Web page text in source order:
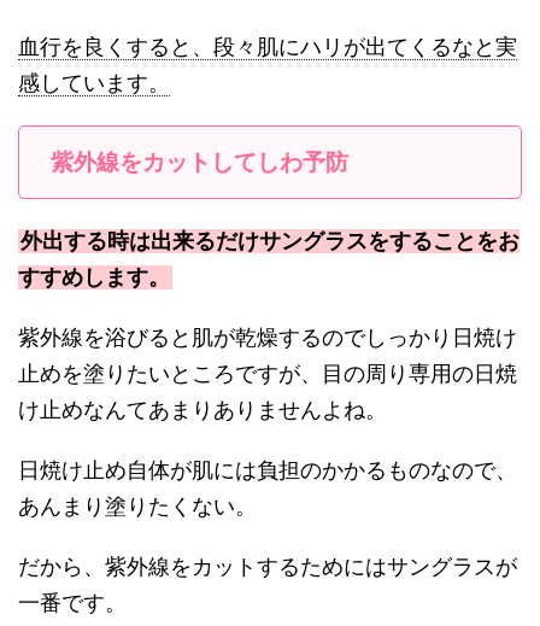
血行を良くすると、段々肌にハリが出てくるなと実
感しています。
紫外線をカットしてしわ予防
外出する時は出来るだけサングラスをすることをお
すすめします。
紫外線を浴びると肌が乾燥するのでしっかり日焼け
止めを塗りたいところですが、目の周り専用の日焼
け止めなんてあまりありませんよね。
日焼け止め自体が肌には負担のかかるものなので、
あんまり塗りたくない。
だから、紫外線をカットするためにはサングラスが
一番です。